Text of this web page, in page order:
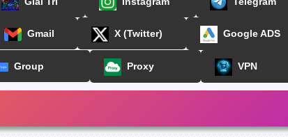
Gmail X (Twitter) Google ADS
Group Proxy VPN